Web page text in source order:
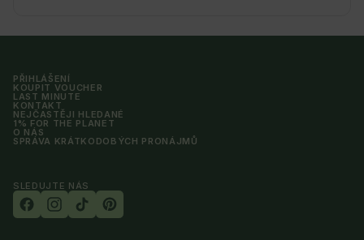
PŘIHLÁŠENÍ
KOUPIT VOUCHER
LAST MINUTE
KONTAKT
NEJČASTĚJI HLEDANÉ
1% FOR THE PLANET
O NÁS
SPRÁVA KRÁTKODOBÝCH PRONÁJMŮ
SLEDUJTE NÁS